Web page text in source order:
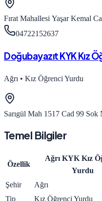
Fırat Mahallesi Yaşar Kemal
04722152637
Doğubayazıt KYK Kız
Ağrı • Kız Öğrenci Yurdu
Sarıgül Mah 1517 Cad 99 Sok
Temel Bilgiler
Özellik
Ağrı KYK Kız
Yurdu
Şehir
Ağrı
Tip
Kız Öğrenci Yurdu